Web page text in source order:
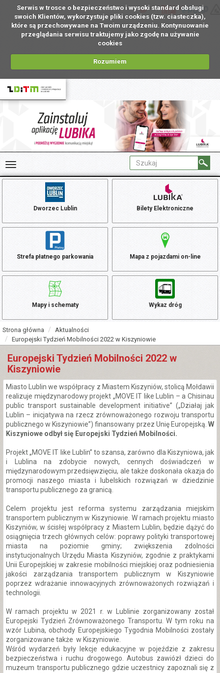
Serwis w trosce o bezpieczeństwo i wysoki standard obsługi
swoich Klientów, wykorzystuje pliki cookies (tzw. ciasteczka),
które są przechowywane na Twoim urządzeniu. Kontynuowanie
przeglądania serwisu traktujemy jako zgodę na używanie
cookies
Rozumiem
PL
Dworzec Lublin Bilety Elektroniczne
Strefa płatnego parkowania Mapa z pojazdami on-line
Mapy i schematy Wykaz dróg
Strona główna
Aktualności
Europejski Tydzień Mobilności 2022 w Kiszyniowie
Europejski Tydzień Mobilności 2022 w
Kiszyniowie
Miasto Lublin we współpracy z Miastem Kiszyniów, stolicą Mołdawii
realizuje międzynarodowy projekt „MOVE IT like Lublin – a Chisinau
public transport sustainable development initiative” („Działaj jak
Lublin – inicjatywa na rzecz zrównoważonego rozwoju transportu
publicznego w Kiszyniowie”) finansowany przez Unię Europejską. W
Kiszyniowe odbył się Europejski Tydzień Mobilności.
Projekt „MOVE IT like Lublin” to szansa, zarówno dla Kiszyniowa, jak
i Lublina na zdobycie nowych, cennych doświadczeń w
międzynarodowym przedsięwzięciu, ale także doskonała okazja do
promocji naszego miasta i lubelskich rozwiązań w dziedzinie
transportu publicznego za granicą.
Celem projektu jest reforma systemu zarządzania miejskim
transportem publicznym w Kiszyniowie. W ramach projektu miasto
Kiszyniów, w ścisłej współpracy z Miastem Lublin, będzie dążyć do
osiągnięcia trzech głównych celów: poprawy polityki transportowej
miasta na poziomie gminy; zwiększenia zdolności
instytucjonalnych Urzędu Miasta Kiszyniów, zgodnie z praktykami
Unii Europejskiej w zakresie mobilności miejskiej oraz podniesienia
jakości zarządzania transportem publicznym w Kiszyniowie
poprzez wdrażanie innowacyjnych zrównoważonych rozwiązań i
technologii.
W ramach projektu w 2021 r. w Lublinie zorganizowany został
Europejski Tydzień Zrównoważonego Transportu. W tym roku na
wzór Lubina, obchody Europejskiego Tygodnia Mobilności zostały
zorganizowane także w Kiszyniowie.
Wśród wydarzeń były lekcje edukacyjne w pojeździe z zakresu
bezpieczeństwa i ruchu drogowego. Autobus zawiózł dzieci do
muzeum transportu publicznego gdzie uczestnicy zapoznali się z